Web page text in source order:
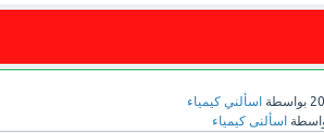
بواسطة اسألني كيمياء
اسألنى كيمياء